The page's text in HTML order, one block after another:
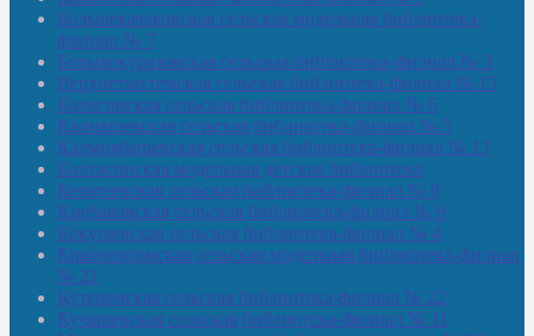
Большекачаковская сельская модельная библиотека-
филиал № 7
Большекуразовская сельская библиотека-филиал № 3
Верхнетыхтемская сельская библиотека-филиал № 15
Калегинская сельская библиотека-филиал № 6
Калмашевская сельская библиотека-филиал № 5
Калмиябашевская сельская библиотека-филиал № 13
Калтасинская модельная детская библиотека
Кельтеевская сельская библиотека-филиал № 8
Киебаковская сельская библиотека-филиал № 9
Кокушевская сельская библиотека-филиал № 4
Краснохолмская сельская модельная библиотека-филиал
№ 21
Кутеремская сельская библиотека-филиал № 22
Кучашевская сельская библиотека-филиал № 11